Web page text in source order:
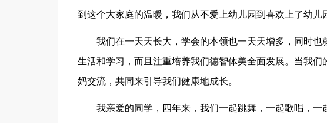
到这个大家庭的温暖，我们从不爱上幼儿园到喜欢上了幼儿
我们在一天天长大，学会的本领也一天天增多，同时
生活和学习，而且注重培养我们德智体美全面发展。当我
妈交流，共同来引导我们健康地成长。
我亲爱的同学，四年来，我们一起跳舞，一起歌唱，